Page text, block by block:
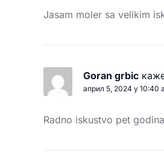
Jasam moler sa velikim
Goran grbic
април 5, 2024 у 10:40
Radno iskustvo pet